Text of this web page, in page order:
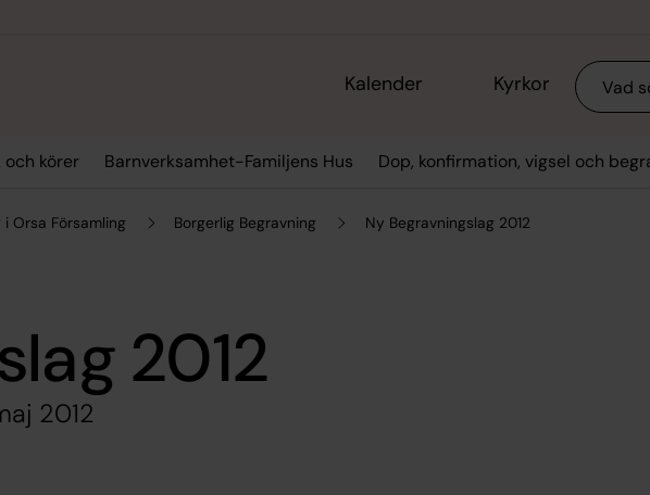
Kalender Kyrkor Sök
och körer Barnverksamhet-Familjens Hus Dop, konfirmation, vigsel och
i Orsa Församling Borgerlig Begravning Ny Begravningslag 2012
2012
2012